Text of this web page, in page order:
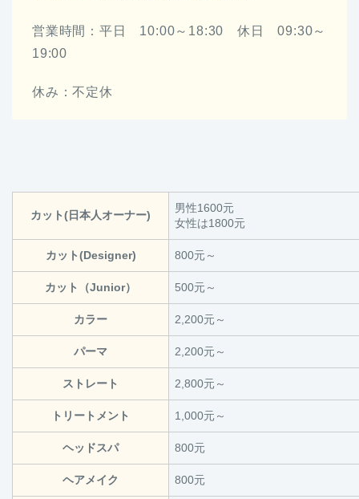
営業時間：平日 10:00～18:30 休日 09:30～
19:00
休み：不定休
カット(日本人オーナー)
男性1600元
女性は1800元
カット(Designer) 800元～
カット（Junior） 500元～
カラー 2,200元～
パーマ 2,200元～
ストレート 2,800元～
トリートメント 1,000元～
ヘッドスパ 800元
ヘアメイク 800元